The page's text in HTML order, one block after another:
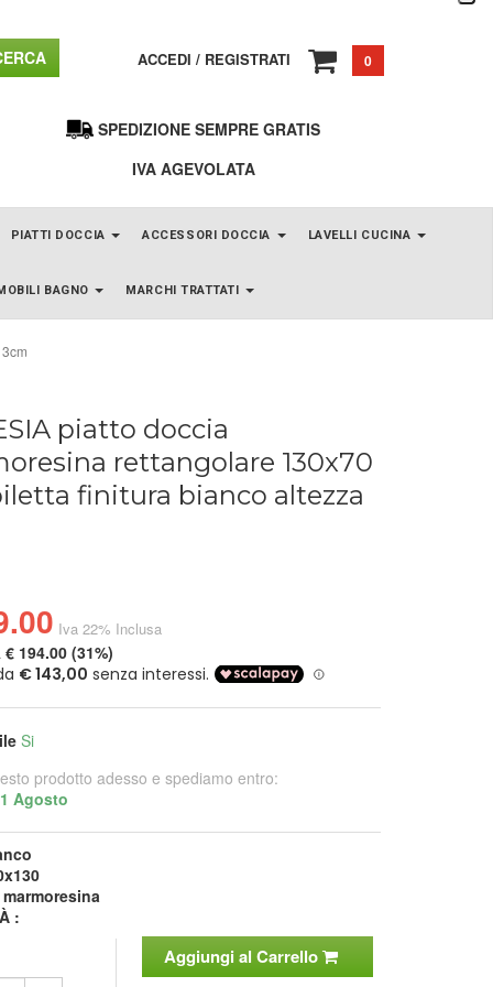
ACCEDI / REGISTRATI 0
SPEDIZIONE SEMPRE GRATIS
IVA AGEVOLATA
PIATTI DOCCIA ACCESSORI DOCCIA LAVELLI CUCINA
BAGNO MARCHI TRATTATI
piatto doccia
rettangolare 130x70
finitura bianco altezza
Iva 22% Inclusa
€ 194.00 (31%)
Si
prodotto adesso e spediamo entro:
Agosto
marmoresina
:
Aggiungi al Carrello